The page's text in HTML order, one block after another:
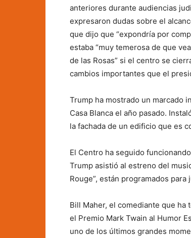
anteriores durante audiencias
expresaron dudas sobre el
que dijo que “expondría por
estaba “muy temerosa de que
de las Rosas” si el centro se
cambios importantes que el
Trump ha mostrado un marcado
Casa Blanca el año pasado.
la fachada de un edificio que es
El Centro ha seguido
Trump asistió al estreno del
Rouge”, están programados para
Bill Maher, el comediante que
el Premio Mark Twain al Humor
uno de los últimos grandes